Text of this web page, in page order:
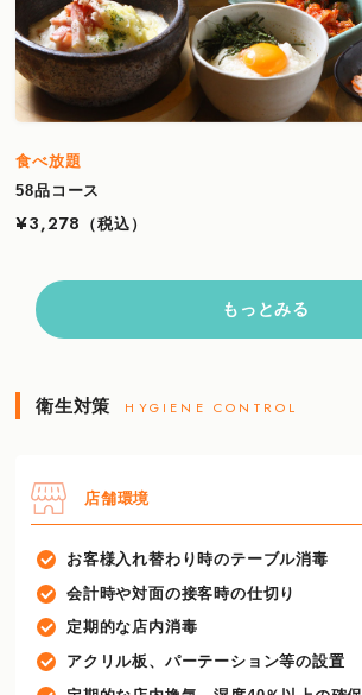
食べ放題
58品コース
¥3,278
（税込）
もっとみる
衛生対策 HYGIENE CONTROL
店舗環境
お客様入れ替わり時のテーブル消毒
会計時や対面の接客時の仕切り
定期的な店内消毒
アクリル板、パーテーション等の設置